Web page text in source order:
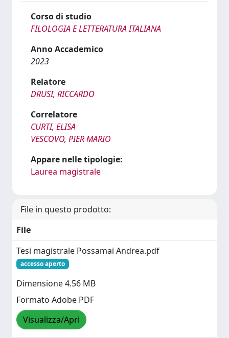
Corso di studio
FILOLOGIA E LETTERATURA ITALIANA
Anno Accademico
2023
Relatore
DRUSI, RICCARDO
Correlatore
CURTI, ELISA
VESCOVO, PIER MARIO
Appare nelle tipologie:
Laurea magistrale
File in questo prodotto:
File
Tesi magistrale Possamai Andrea.pdf
accesso aperto
Dimensione 4.56 MB
Formato Adobe PDF
Visualizza/Apri